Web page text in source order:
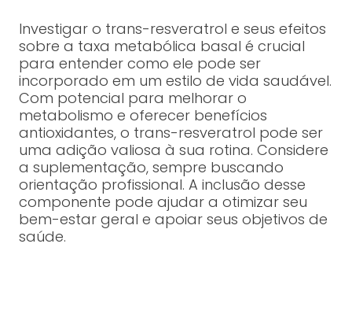
Investigar o trans-resveratrol e seus efeitos
sobre a taxa metabólica basal é crucial
para entender como ele pode ser
incorporado em um estilo de vida saudável.
Com potencial para melhorar o
metabolismo e oferecer benefícios
antioxidantes, o trans-resveratrol pode ser
uma adição valiosa à sua rotina. Considere
a suplementação, sempre buscando
orientação profissional. A inclusão desse
componente pode ajudar a otimizar seu
bem-estar geral e apoiar seus objetivos de
saúde.